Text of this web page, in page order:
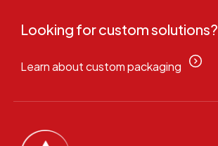
Looking for custom solutions?
Learn about custom packaging